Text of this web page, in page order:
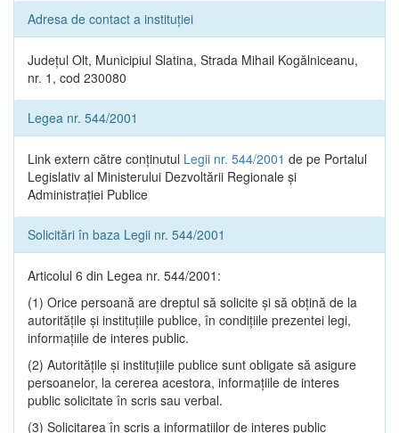
Adresa de contact a instituției
Județul Olt, Municipiul Slatina, Strada Mihail Kogălniceanu,
nr. 1, cod 230080
Legea nr. 544/2001
Link extern către conținutul Legii nr. 544/2001 de pe Portalul
Legislativ al Ministerului Dezvoltării Regionale și
Administrației Publice
Solicitări în baza Legii nr. 544/2001
Articolul 6 din Legea nr. 544/2001:
(1) Orice persoană are dreptul să solicite şi să obţină de la
autorităţile şi instituţiile publice, în condiţiile prezentei legi,
informaţiile de interes public.
(2) Autorităţile şi instituţiile publice sunt obligate să asigure
persoanelor, la cererea acestora, informaţiile de interes
public solicitate în scris sau verbal.
(3) Solicitarea în scris a informaţiilor de interes public